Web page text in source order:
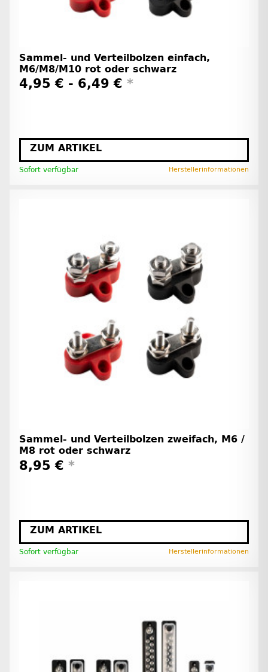
Sammel- und Verteilbolzen einfach,
M6/M8/M10 rot oder schwarz
4,95 € - 6,49 € *
ZUM ARTIKEL
Sofort verfügbar Herstellerinformationen
Sammel- und Verteilbolzen zweifach, M6 /
M8 rot oder schwarz
8,95 € *
ZUM ARTIKEL
Sofort verfügbar Herstellerinformationen